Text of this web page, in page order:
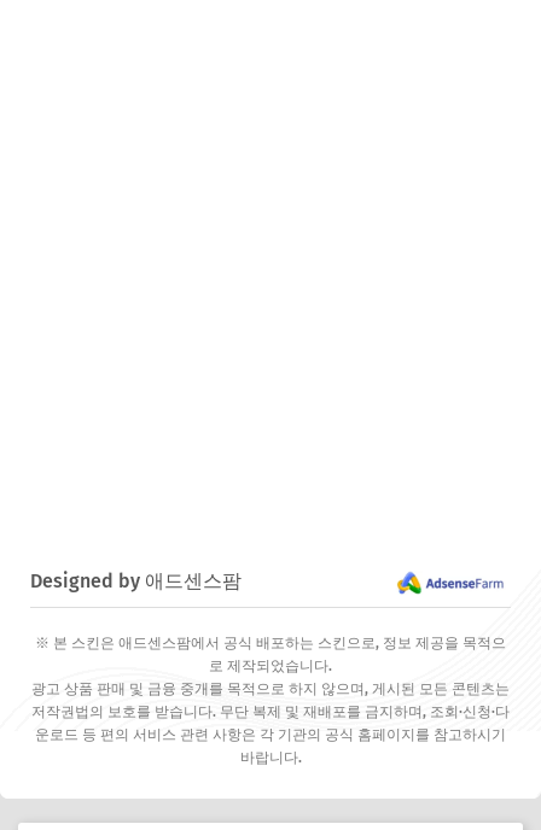
Designed by 애드센스팜
※ 본 스킨은 애드센스팜에서 공식 배포하는 스킨으로, 정보 제공을 목적으
로 제작되었습니다.
광고 상품 판매 및 금융 중개를 목적으로 하지 않으며, 게시된 모든 콘텐츠는
저작권법의 보호를 받습니다. 무단 복제 및 재배포를 금지하며, 조회·신청·다
운로드 등 편의 서비스 관련 사항은 각 기관의 공식 홈페이지를 참고하시기
바랍니다.